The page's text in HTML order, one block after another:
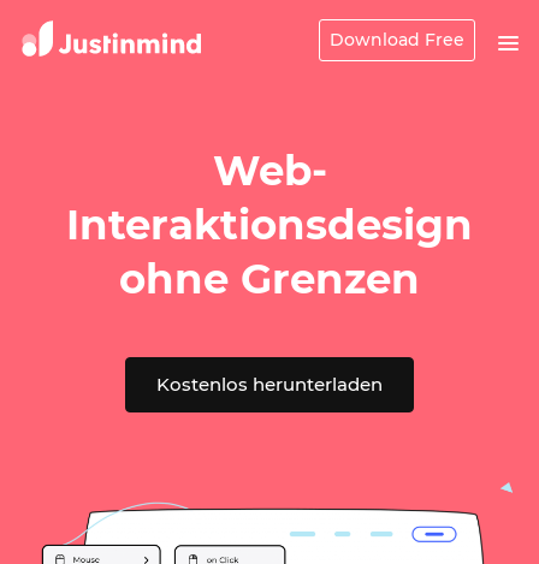
Download Free
Web-
Interaktionsdesign
ohne Grenzen
Kostenlos herunterladen